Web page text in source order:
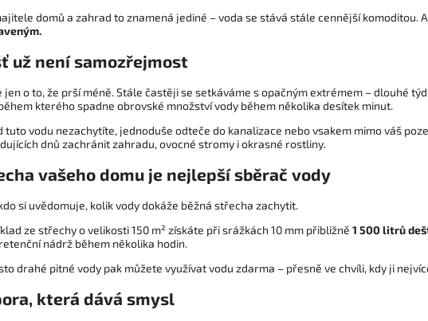
domů a zahrad to znamená jediné – voda se stává stále cennější komoditou.
už není samozřejmost
jen o to, že prší méně. Stále častěji se setkáváme s opačným extrémem – dlouhé
kterého spadne obrovské množství vody během několika desítek minut.
tuto vodu nezachytíte, jednoduše odteče do kanalizace nebo vsakem mimo váš
dnů zachránit zahradu, ovocné stromy i okrasné rostliny.
vašeho domu je nejlepší sběrač vody
si uvědomuje, kolik vody dokáže běžná střecha zachytit.
ze střechy o velikosti 150 m² získáte při srážkách 10 mm přibližně 1 500 litrů
nádrž během několika hodin.
drahé pitné vody pak můžete využívat vodu zdarma – přesně ve chvíli, kdy ji
která dává smysl